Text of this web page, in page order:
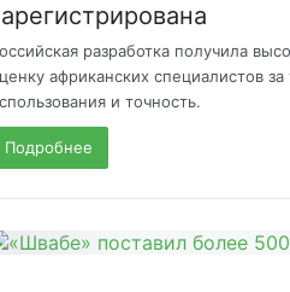
разработка получила
африканских специалистов за
и точность.
Подробнее